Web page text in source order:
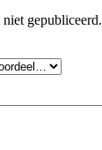
gepubliceerd.